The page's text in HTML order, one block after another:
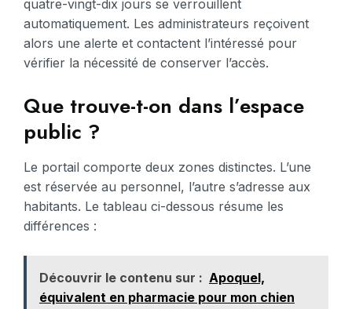
quatre-vingt-dix jours se verrouillent
automatiquement. Les administrateurs reçoivent
alors une alerte et contactent l’intéressé pour
vérifier la nécessité de conserver l’accès.
Que trouve-t-on dans l’espace
public ?
Le portail comporte deux zones distinctes. L’une
est réservée au personnel, l’autre s’adresse aux
habitants. Le tableau ci-dessous résume les
différences :
Découvrir le contenu sur : Apoquel,
équivalent en pharmacie pour mon chien